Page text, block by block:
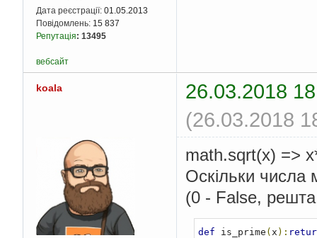
Дата реєстрації: 01.05.2013
Повідомлень: 15 837
Репутація: 13495
вебсайт
koala
26.03.2018
(26.03.2018
math.sqrt(x) =>
Оскільки числа
(0 - False,
def is_prime ( x ):